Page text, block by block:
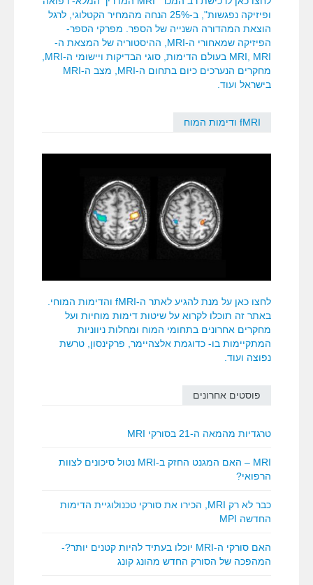
ופיזיקה נפגשות", ב-25% הנחה מהמחיר הקטלוגי, לרגל
הוצאת המהדורה השנייה של הספר. מפרקי הספר-
הפיזיקה שמאחורי ה-MRI, ההיסטוריה של המצאת ה-
מחקרים הנערכים כיום בתחום ה-MRI, מצב ה-MRI
בישראל ועוד.
fMRI ודימות המוח
לחצו כאן על מנת להגיע לאתר ה-fMRI והדימות המוחי.
באתר זה תוכלו לקרוא על שיטות דימות מוחיות ועל
מחקרים אחרונים בתחומי המוח ומחלות ניווניות
המתקיימות בו- כדוגמת אלצהיימר, פרקינסון, טרשת
נפוצה ועוד.
פוסטים אחרונים
טרגדיות מהמאה ה-21 בסורקי MRI
MRI – האם המגנט החזק ב-MRI נטול סיכונים לצוות
הרפואי?
כבר לא רק MRI, הכירו את סורקי טכנולוגיית הדימות
החדשה MPI
האם סורקי ה-MRI יוכלו בעתיד להיות קטנים יותר?-
המהפכה של הסורק החדש מהונג קונג